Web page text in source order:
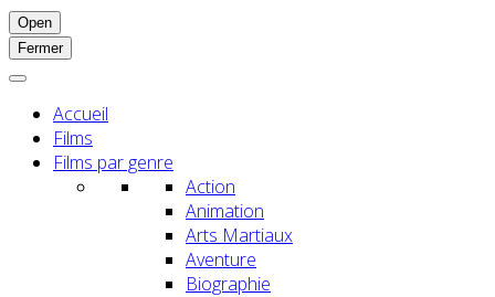
Open
Fermer
Accueil
Films
Films par genre
Action
Animation
Arts Martiaux
Aventure
Biographie